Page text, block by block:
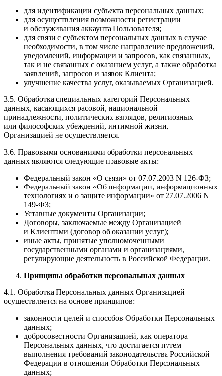
для идентификации субъекта персональных данных;
для осуществления возможности регистрации
и обслуживания аккаунта Пользователя;
для связи с субъектом персональных данных в случае
необходимости, в том числе направление предложений,
уведомлений, информации и запросов, как связанных,
так и не связанных с оказанием услуг, а также обработка
заявлений, запросов и заявок Клиента;
улучшение качества услуг, оказываемых Организацией.
3.5. Обработка специальных категорий Персональных
данных, касающихся расовой, национальной
принадлежности, политических взглядов, религиозных
или философских убеждений, интимной жизни,
Организацией не осуществляется.
3.6. Правовыми основаниями обработки персональных
данных являются следующие правовые акты:
Федеральный закон «О связи» от 07.07.2003 N 126-ФЗ;
Федеральный закон «Об информации, информационных
технологиях и о защите информации» от 27.07.2006 N
149-ФЗ;
Уставные документы Организации;
Договоры, заключаемые между Организацией
и Клиентами (договор об оказании услуг);
иные акты, принятые уполномоченными
государственными органами и организациями,
регулирующие деятельность в Российской Федерации.
Принципы обработки персональных данных
4.1. Обработка Персональных данных Организацией
осуществляется на основе принципов:
законности целей и способов Обработки Персональных
данных;
добросовестности Организацией, как оператора
Персональных данных, что достигается путем
выполнения требований законодательства Российской
Федерации в отношении Обработки Персональных
данных;